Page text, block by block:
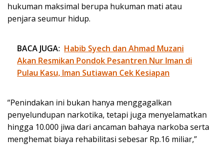
hukuman maksimal berupa hukuman mati atau
penjara seumur hidup.
BACA JUGA: Habib Syech dan Ahmad Muzani
Akan Resmikan Pondok Pesantren Nur Iman di
Pulau Kasu, Iman Sutiawan Cek Kesiapan
“Penindakan ini bukan hanya menggagalkan
penyelundupan narkotika, tetapi juga menyelamatkan
hingga 10.000 jiwa dari ancaman bahaya narkoba serta
menghemat biaya rehabilitasi sebesar Rp.16 miliar,”